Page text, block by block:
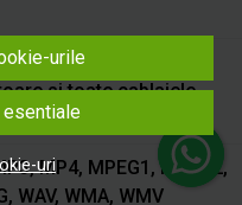
tip TABLETA contin
si toate cablajele
montaj!
MP4, MPEG1, MPEG2,
WAV, WMA, WMV
urile
esentiale
uri